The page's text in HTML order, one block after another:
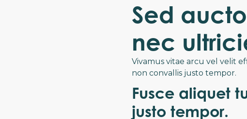
Sed
nec
Vivamus vitae arcu vel velit
non convallis justo tempor.
Fusce aliquet
justo tempor.